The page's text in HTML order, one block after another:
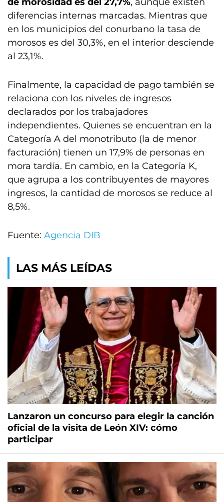
diferencias internas marcadas. Mientras que
en los municipios del conurbano la tasa de
morosos es del 30,3%, en el interior desciende
al 23,1%.
Finalmente, la capacidad de pago también se
relaciona con los niveles de ingresos
declarados por los trabajadores
independientes. Quienes se encuentran en la
Categoría A del monotributo (la de menor
facturación) tienen un 17,9% de personas en
mora tardía. En cambio, en la Categoría K,
que agrupa a los contribuyentes de mayores
ingresos, la cantidad de morosos se reduce al
8,5%.
Fuente: Agencia DIB
LAS MÁS LEÍDAS
Lanzaron un concurso para elegir la canción
oficial de la visita de León XIV: cómo
participar